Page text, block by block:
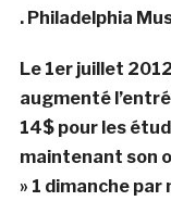
. Philadelphia
Le 1er juillet
augmenté
14$ pour les
maintenant son
» 1 dimanche par